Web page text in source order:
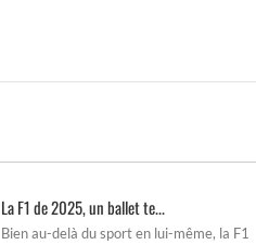
La F1 de 2025, un ballet te...
Bien au-delà du sport en lui-même, la F1